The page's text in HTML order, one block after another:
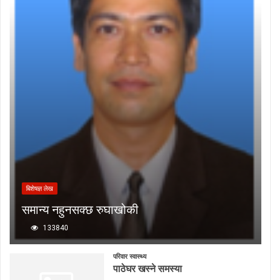
बिशेषज्ञ लेख
समान्य नहुनसक्छ रुघाखोकी
133840
परिवार स्वास्थ्य
पाठेघर खस्ने समस्या